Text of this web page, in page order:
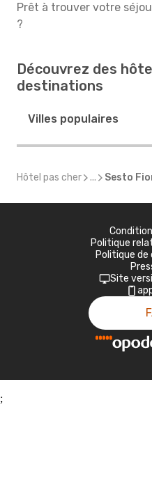
Prêt à trouver votre
?
Découvrez des
destinations
Villes populaires
Hôtel pas cher ... Sesto
Politique
Politique
Site
;